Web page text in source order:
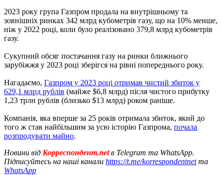
2023 року група Газпром продала на внутрішньому та
зовнішніх ринках 342 млрд кубометрів газу, що на 10% менше,
ніж у 2022 році, коли було реалізовано 379,8 млрд кубометрів
газу.
Сукупний обсяг постачання газу на ринки ближнього
зарубіжжя у 2023 році зберігся на рівні попереднього року.
Нагадаємо, Газпром у 2023 році отримав чистий збиток у
629,1 млрд рублів (майже $6,8 млрд) після чистого прибутку
1,23 трлн рублів (близько $13 млрд) роком раніше.
Компанія, яка вперше за 25 років отримала збиток, який до
того ж став найбільшим за усю історію Газпрома, почала
розпродувати майно.
Новини від Корреспондент.netв Telegram та WhatsApp.
Підписуйтесь на наші канали https://t.me/korrespondentnetта
WhatsApp